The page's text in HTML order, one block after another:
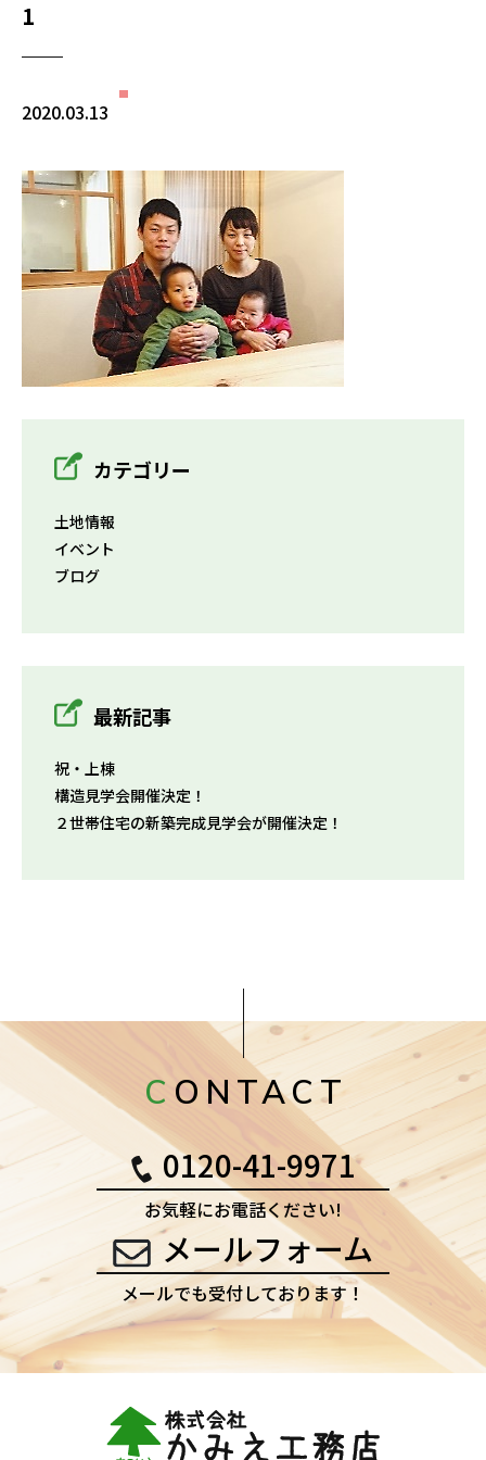
1
2020.03.13
カテゴリー
土地情報
イベント
ブログ
最新記事
祝・上棟
構造見学会開催決定！
２世帯住宅の新築完成見学会が開催決定！
CONTACT
0120-41-9971
お気軽にお電話ください!
メールフォーム
メールでも受付しております！